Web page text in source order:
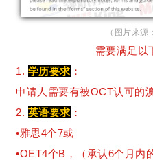
（图片来源
需要满足以
1. 学历要求 ：
申请人需要有被OCT认可的
2. 英语要求 ：
•雅思4个7或
•OET4个B，（承认6个月内